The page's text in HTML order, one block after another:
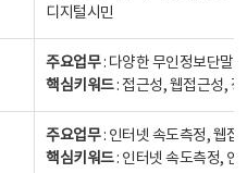
디지털시민
주요업무: 다양한 무인정보단말
핵심키워드: 접근성, 웹접근성,
주요업무: 인터넷 속도측정, 웹접
핵심키워드: 인터넷 속도측정, 인